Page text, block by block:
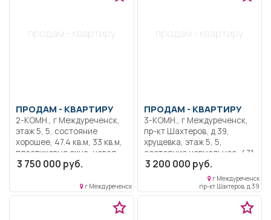
продам - квартиру
ПРОДАМ - КВАРТИРУ
2-КОМН., г Междуреченск,
этаж 5, 5, состояние
хорошее, 47.4 кв.м, 33 кв.м,
пластиковые окна, новая
сантехника, не угловая,
отличном месте с развитой
инфраструктурой: в
3 750 000 руб.
г Междуреченск
продам - квартиру
ПРОДАМ - КВАРТИРУ
3-КОМН., г Междуреченск,
пр-кт Шахтеров, д 39,
хрущевка, этаж 5, 5,
состояние нормальное, 47.1
кв.м, 31.1 кв.м, пластиковые
окна, застекленный
балкон, угловая, без
посредников, всё в шаговой
3 200 000 руб.
г Междуреченск
пр-кт Шахтеров, д 39